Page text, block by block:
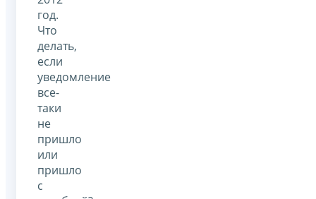
год.
Что
делать,
если
уведомление
все-
таки
не
пришло
или
пришло
с